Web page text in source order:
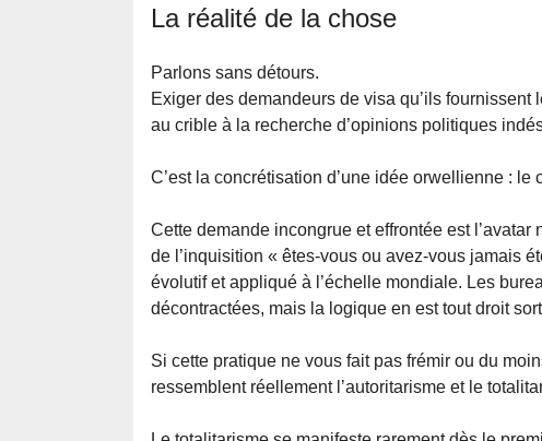
La réalité de la chose
Parlons sans détours.
Exiger des demandeurs de visa qu’ils
au crible à la recherche d’opinions politiques
C’est la concrétisation d’une idée orwellienne : le
Cette demande incongrue et effrontée est
de l’inquisition « êtes-vous ou avez-vous jamais
évolutif et appliqué à l’échelle mondiale. Les
décontractées, mais la logique en est tout droit
Si cette pratique ne vous fait pas frémir ou du
ressemblent réellement l’autoritarisme et le